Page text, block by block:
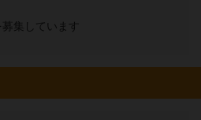
集しています